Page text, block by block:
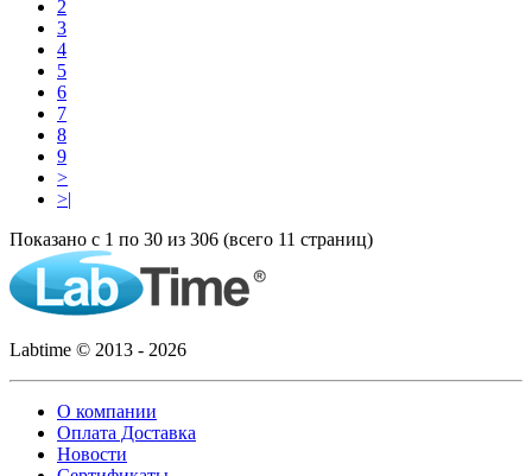
2
3
4
5
6
7
8
9
>
>|
Показано с 1 по 30 из 306 (всего 11 страниц)
Labtime © 2013 - 2026
О компании
Оплата Доставка
Новости